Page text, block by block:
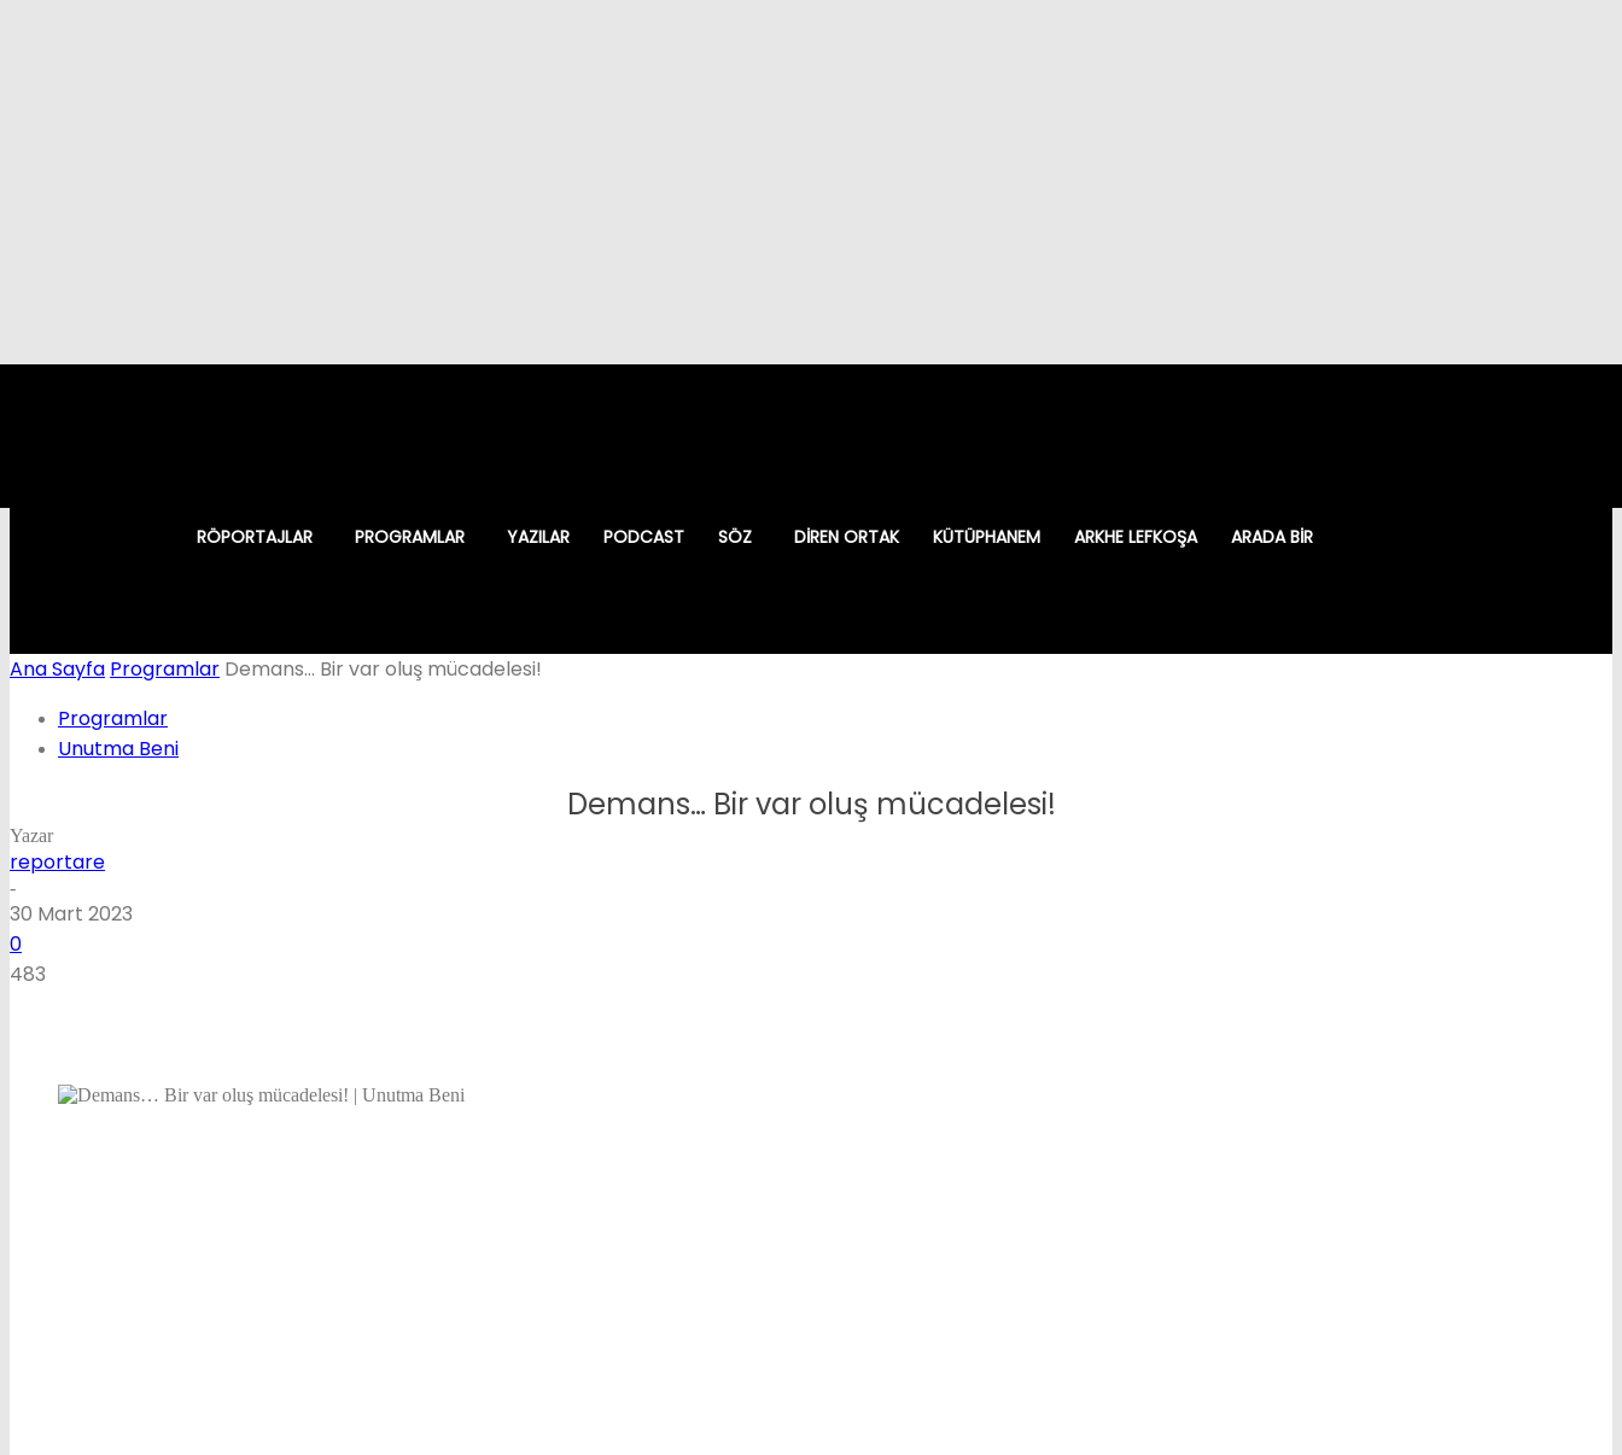
RÖPORTAJLAR PROGRAMLAR YAZILAR PODCAST SÖZ DIREN ORTAK KÜTÜPHANEM ARKHE LEFKOŞA ARADA BIR
Ana Sayfa Programlar Demans… Bir var oluş mücadelesi!
Programlar
Unutma Beni
Demans… Bir var oluş mücadelesi!
Yazar
reportare
-
30 Mart 2023
0
483